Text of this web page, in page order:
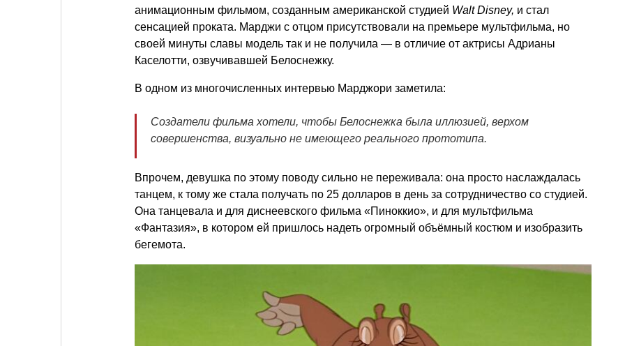
анимационным фильмом, созданным американской студией Walt Disney, и стал
сенсацией проката. Марджи с отцом присутствовали на премьере мультфильма, но
своей минуты славы модель так и не получила — в отличие от актрисы Адрианы
Каселотти, озвучивавшей Белоснежку.
В одном из многочисленных интервью Марджори заметила:
Создатели фильма хотели, чтобы Белоснежка была иллюзией, верхом
совершенства, визуально не имеющего реального прототипа.
Впрочем, девушка по этому поводу сильно не переживала: она просто наслаждалась
танцем, к тому же стала получать по 25 долларов в день за сотрудничество со студией.
Она танцевала и для диснеевского фильма «Пиноккио», и для мультфильма
«Фантазия», в котором ей пришлось надеть огромный объёмный костюм и изобразить
бегемота.